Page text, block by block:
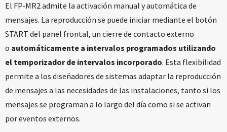
El FP-MR2 admite la activación manual y automática de
mensajes. La reproducción se puede iniciar mediante el botón
START del panel frontal, un cierre de contacto externo
o automáticamente a intervalos programados utilizando
el temporizador de intervalos incorporado. Esta flexibilidad
permite a los diseñadores de sistemas adaptar la reproducción
de mensajes a las necesidades de las instalaciones, tanto si los
mensajes se programan a lo largo del día como si se activan
por eventos externos.